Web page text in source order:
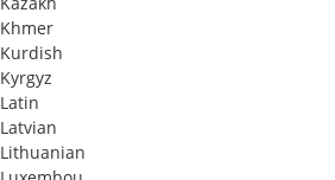
Khmer
Kurdish
Kyrgyz
Latin
Latvian
Lithuanian